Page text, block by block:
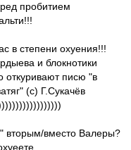
пробитием
в степени охуения!!!
и блокнотики
откуривают писю "в
(с) Г.Сукачёв
вторым/вместо Валеры?